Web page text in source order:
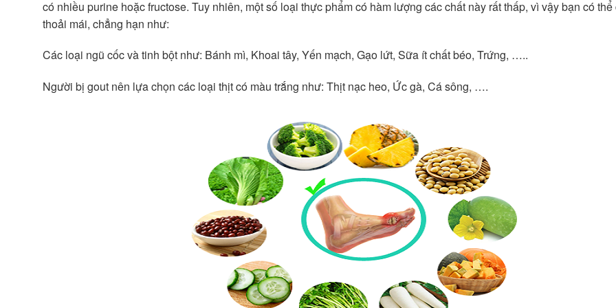
có nhiều purine hoặc fructose. Tuy nhiên, một số loại thực phẩm có hàm lượng các chất này rất thấp, vì vậy bạn có thể
thoải mái, chẳng hạn như:
Các loại ngũ cốc và tinh bột như: Bánh mì, Khoai tây, Yến mạch, Gạo lứt, Sữa ít chất béo, Trứng, …..
Người bị gout nên lựa chọn các loại thịt có màu trắng như: Thịt nạc heo, Ức gà, Cá sông, ….